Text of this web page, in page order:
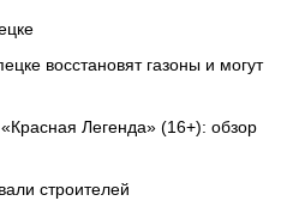
восстановят газоны и могут
Легенда» (16+): обзор
строителей